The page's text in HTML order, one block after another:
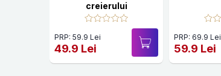
creierului
PRP: 59.9 Lei
49.9 Lei
PRP: 69.9 Lei
59.9 Lei